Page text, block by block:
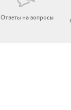
Ответы на вопросы